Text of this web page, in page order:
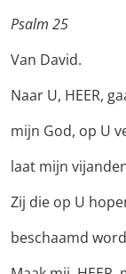
Psalm 25
Van David.
Naar U, HEER,
mijn God, op U
laat mijn
Zij die op U
beschaamd